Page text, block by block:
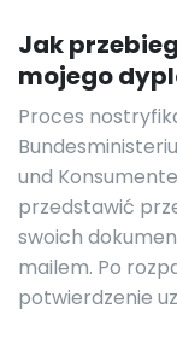
Jak
mojego
Proces
und
przedstawić
swoich
mailem. Po
potwierdzenie